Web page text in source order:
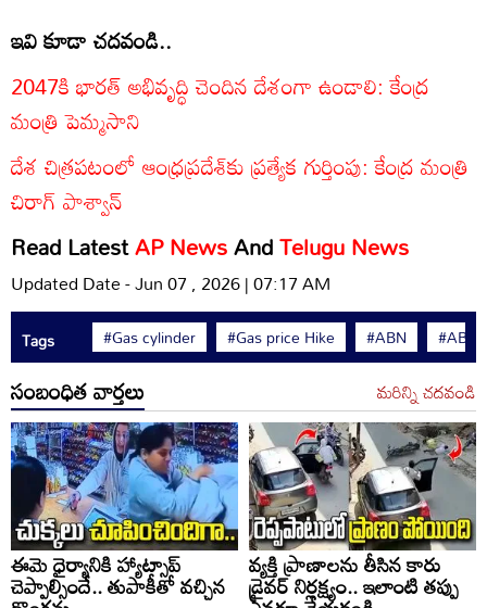
ఇవి కూడా చదవండి..
2047కి భారత్ అభివృద్ధి చెందిన దేశంగా ఉండాలి: కేంద్ర
మంత్రి పెమ్మసాని
దేశ చిత్రపటంలో ఆంధ్రప్రదేశ్‌కు ప్రత్యేక గుర్తింపు: కేంద్ర మంత్రి
చిరాగ్ పాశ్వాన్
Read LatestAP NewsAndTelugu News
Updated Date - Jun 07 , 2026 | 07:17 AM
Tags #Gas cylinder #Gas price Hike #ABN #ABN
సంబంధిత వార్తలు మరిన్ని చదవండి
ఈమె ధైర్యానికి హ్యాట్సాప్
చెప్పాల్సిందే.. తుపాకీతో వచ్చిన
వ్యక్తి ప్రాణాలను తీసిన కారు
డ్రైవర్ నిర్లక్ష్యం.. ఇలాంటి తప్పు